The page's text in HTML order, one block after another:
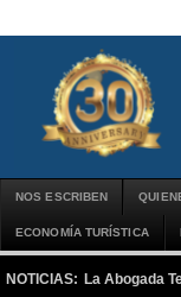
NOS ESCRIBEN
ECONOMÍA TURÍSTICA
NOTICIAS: La Abogada